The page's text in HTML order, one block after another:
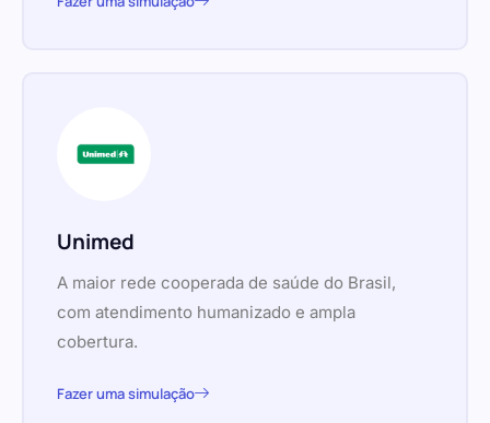
Unimed
A maior rede cooperada de saúde do Brasil,
com atendimento humanizado e ampla
cobertura.
Fazer uma simulação